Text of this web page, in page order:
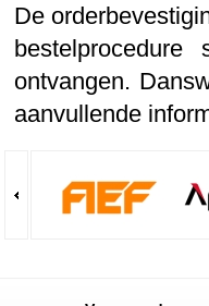
De
ontvangen.
aanvullende